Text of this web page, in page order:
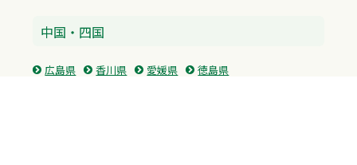
中国・四国
広島県 香川県 愛媛県 徳島県